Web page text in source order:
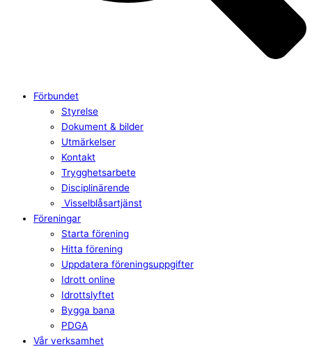
Förbundet
Styrelse
Dokument & bilder
Utmärkelser
Kontakt
Trygghetsarbete
Disciplinärende
Visselblåsartjänst
Föreningar
Starta förening
Hitta förening
Uppdatera föreningsuppgifter
Idrott online
Idrottslyftet
Bygga bana
PDGA
Vår verksamhet